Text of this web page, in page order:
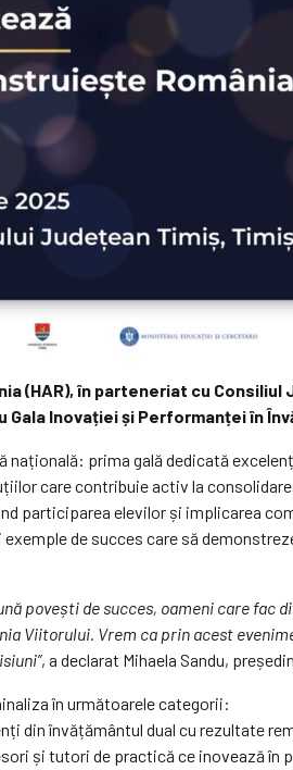
(HAR), în parteneriat cu
Inovației și Performanței în
națională: prima gală dedicată
care contribuie activ la
participarea elevilor și implicarea
de succes care să
povești de succes, oameni care
Viitorului. Vrem ca prin acest
, a declarat Mihaela Sandu,
în următoarele categorii:
din învățământul dual cu rezultate
și tutori de practică ce inovează